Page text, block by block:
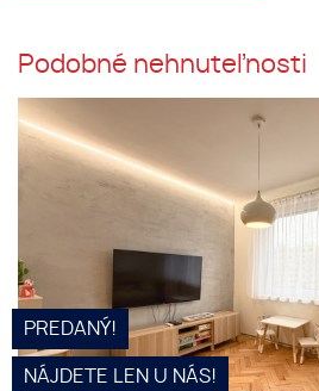
Podobné nehnuteľnosti
BYT JE PREDANÝ: Veľmi pekne
zrekonštruovaný 2i ktorého
prerábkou vznikol 3+kk. Byt má
dva šatníky, loggiu, nové
materiály a veľmi praktické
NÁJDETE LEN U NÁS!
PREDANÝ!